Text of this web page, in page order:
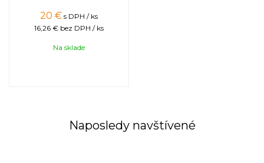
20 € s DPH / ks
16,26 € bez DPH / ks
Na sklade
Naposledy navštívené